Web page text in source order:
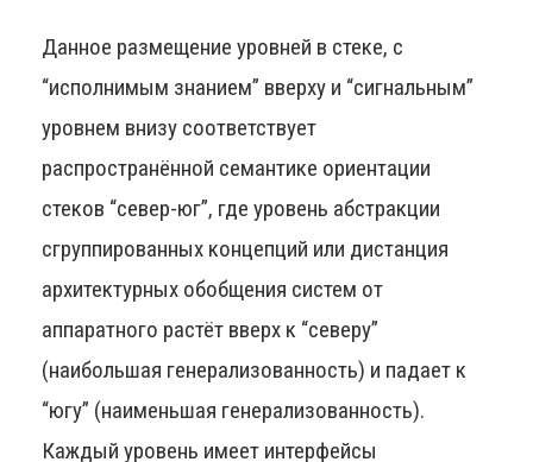
Данное размещение уровней в стеке, с
“исполнимым знанием” вверху и “сигнальным”
уровнем внизу соответствует
распространённой семантике ориентации
стеков “север-юг”, где уровень абстракции
сгруппированных концепций или дистанция
архитектурных обобщения систем от
аппаратного растёт вверх к “северу”
(наибольшая генерализованность) и падает к
“югу” (наименьшая генерализованность).
Каждый уровень имеет интерфейсы